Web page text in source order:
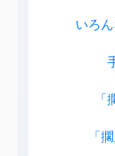
いろ
「